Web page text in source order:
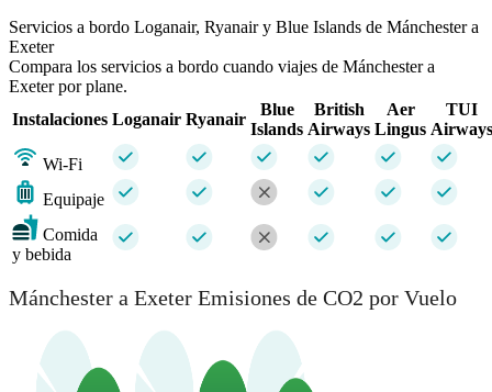
Servicios a bordo Loganair, Ryanair y Blue Islands de Mánchester a
Exeter
Compara los servicios a bordo cuando viajes de Mánchester a
Exeter por plane.
Instalaciones Loganair Ryanair
Blue
Islands
British
Airways
Aer
Lingus
TUI
Airways
Wi-Fi
Equipaje
Comida
y bebida
Mánchester a Exeter Emisiones de CO2 por Vuelo